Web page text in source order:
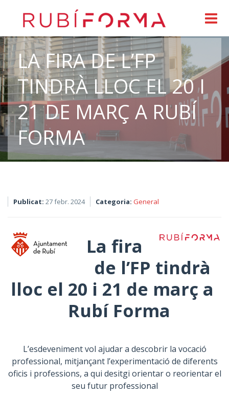
LA FIRA DE L’FP
TINDRÀ LLOC EL 20 I
21 DE MARÇ A RUBÍ
FORMA
Publicat: 27 febr. 2024 Categoria: General
La fira
de l’FP tindrà
lloc el 20 i 21 de març a
Rubí Forma
L’esdeveniment vol ajudar a descobrir la vocació
professional, mitjançant l’experimentació de diferents
oficis i professions, a qui desitgi orientar o reorientar el
seu futur professional